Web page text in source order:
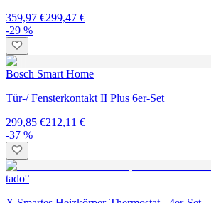
359,97 €299,47 €
-29 %
Bosch Smart Home
Tür-/ Fensterkontakt II Plus 6er-Set
299,85 €212,11 €
-37 %
tado°